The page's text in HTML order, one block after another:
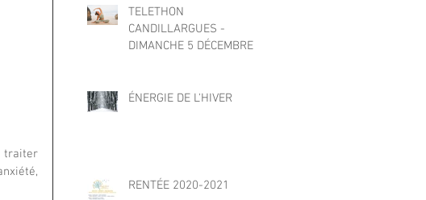
traiter
TELETHON
CANDILLARGUES -
DIMANCHE 5 DÉCEMBRE
ÉNERGIE DE L'HIVER
RENTÉE 2020-2021